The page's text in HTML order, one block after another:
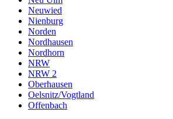
Neuwied
Nienburg
Norden
Nordhausen
Nordhorn
NRW
NRW 2
Oberhausen
Oelsnitz/Vogtland
Offenbach